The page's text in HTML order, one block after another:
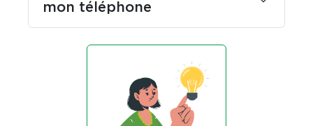
mon téléphone